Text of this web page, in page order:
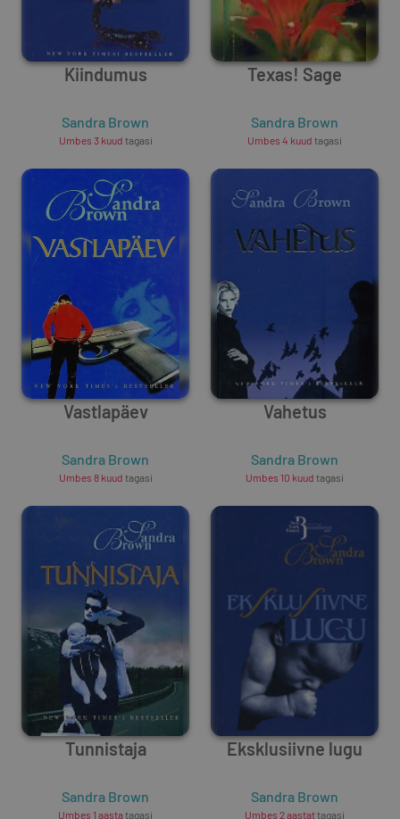
Kiindumus
Sandra Brown
Umbes 3 kuud tagasi
Texas! Sage
Sandra Brown
Umbes 4 kuud tagasi
Vastlapäev
Sandra Brown
Umbes 8 kuud tagasi
Vahetus
Sandra Brown
Umbes 10 kuud tagasi
Tunnistaja
Sandra Brown
Umbes 1 aastatagasi
Eksklusiivne lugu
Sandra Brown
Umbes 2 aastattagasi